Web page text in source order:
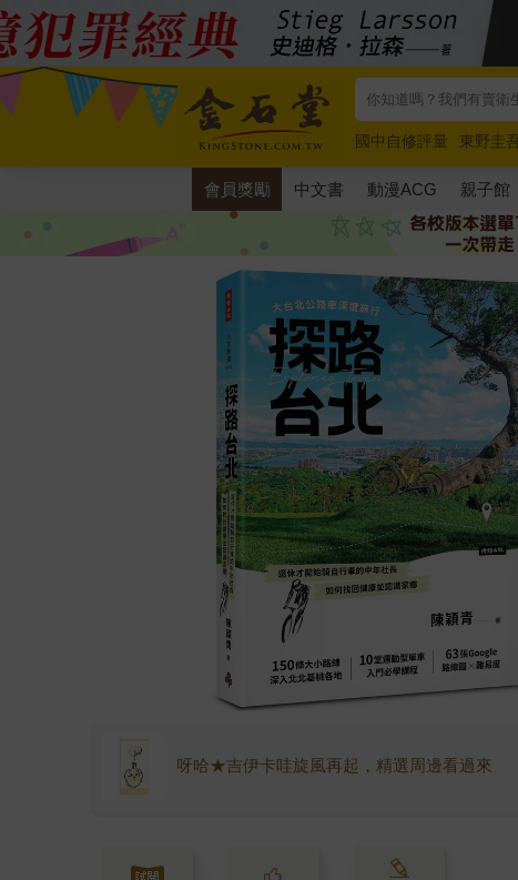
國中自修評量 東野圭
唯紅花綻放
奧德賽
會員獎勵 中文書 動漫ACG 親子館
呀哈★吉伊卡哇旋風再起，精選周邊看過來